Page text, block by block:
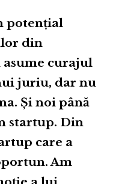
potențial
din
asume curajul
juriu, dar nu
Și noi până
startup. Din
care a
Am